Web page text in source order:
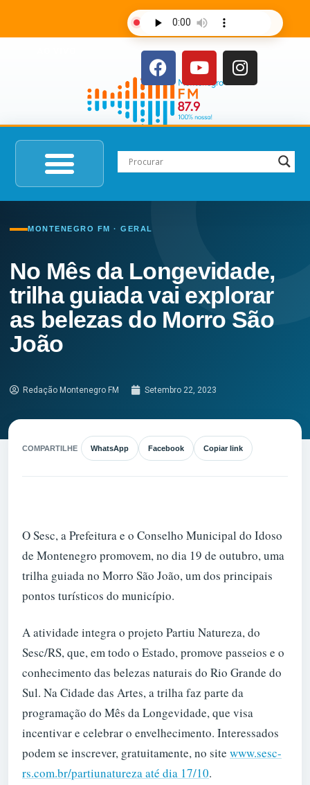
MONTENEGRO FM · GERAL
No Mês da Longevidade,
trilha guiada vai explorar
as belezas do Morro São
João
Redação Montenegro FM Setembro 22, 2023
COMPARTILHE WhatsApp Facebook Copiar link
O Sesc, a Prefeitura e o Conselho Municipal do Idoso
de Montenegro promovem, no dia 19 de outubro, uma
trilha guiada no Morro São João, um dos principais
pontos turísticos do município.
A atividade integra o projeto Partiu Natureza, do
Sesc/RS, que, em todo o Estado, promove passeios e o
conhecimento das belezas naturais do Rio Grande do
Sul. Na Cidade das Artes, a trilha faz parte da
programação do Mês da Longevidade, que visa
incentivar e celebrar o envelhecimento. Interessados
podem se inscrever, gratuitamente, no site www.sesc-
rs.com.br/partiunatureza até dia 17/10.